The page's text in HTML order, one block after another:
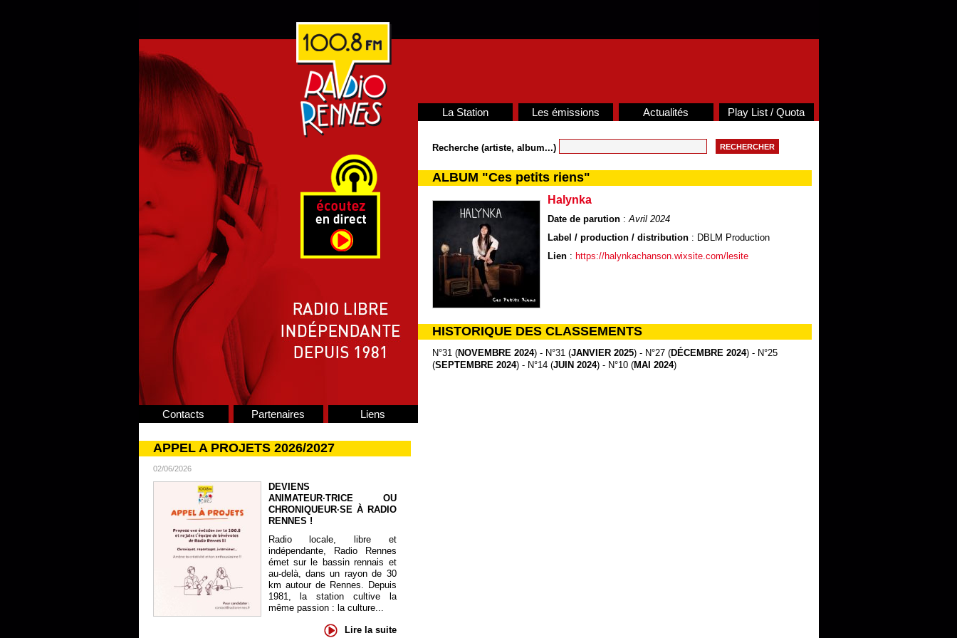
Contacts Partenaires Liens
APPEL A PROJETS 2026/2027
02/06/2026
DEVIENS
ANIMATEUR·TRICE OU
CHRONIQUEUR·SE À RADIO
RENNES !
Radio locale, libre et
indépendante, Radio Rennes
émet sur le bassin rennais et
au-delà, dans un rayon de 30
km autour de Rennes. Depuis
1981, la station cultive la
même passion : la culture...
Lire la suite
La Station Les émissions Actualités Play List / Quota
Recherche (artiste, album...)
ALBUM "Ces petits riens"
Halynka
Date de parution:Avril 2024
Label / production / distribution: DBLM Production
Lien: https://halynkachanson.wixsite.com/lesite
HISTORIQUE DES CLASSEMENTS
N°31 (NOVEMBRE 2024) - N°31 (JANVIER 2025) - N°27 (DÉCEMBRE 2024) - N°25
(SEPTEMBRE 2024) - N°14 (JUIN 2024) - N°10 (MAI 2024)